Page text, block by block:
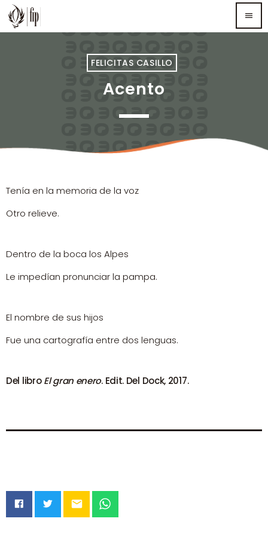
menu
Sorry, there is nothing for the moment.
FELICITAS CASILLO
Acento
Tenía en la memoria de la voz
Otro relieve.
Dentro de la boca los Alpes
Le impedían pronunciar la pampa.
El nombre de sus hijos
Fue una cartografía entre dos lenguas.
Del libroEl gran enero. Edit. Del Dock, 2017.
email